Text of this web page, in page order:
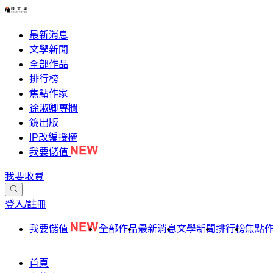
最新消息
文學新聞
全部作品
排行榜
焦點作家
徐淑卿專欄
鏡出版
IP改編授權
我要儲值
我要收費
登入/註冊
我要儲值 全部作品最新消息文學新聞排行榜焦點
首頁